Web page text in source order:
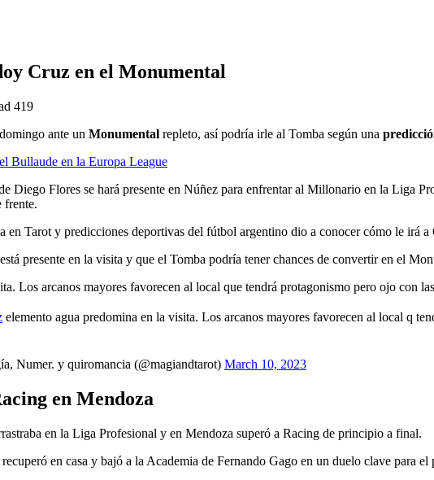
Cruz en el Monumental
419
ante un Monumental repleto, así podría irle al Tomba según una
Bullaude en la Europa League
Diego Flores se hará presente en Núñez para enfrentar al Millonario en la Liga
frente.
en Tarot y predicciones deportivas del fútbol argentino dio a conocer cómo le irá
presente en la visita y que el Tomba podría tener chances de convertir en el
Los arcanos mayores favorecen al local que tendrá protagonismo pero ojo con
elemento agua predomina en la visita. Los arcanos mayores favorecen al local q
Numer. y quiromancia (@magiandtarot) March 10, 2023
en Mendoza
en la Liga Profesional y en Mendoza superó a Racing de principio a final.
en casa y bajó a la Academia de Fernando Gago en un duelo clave para el